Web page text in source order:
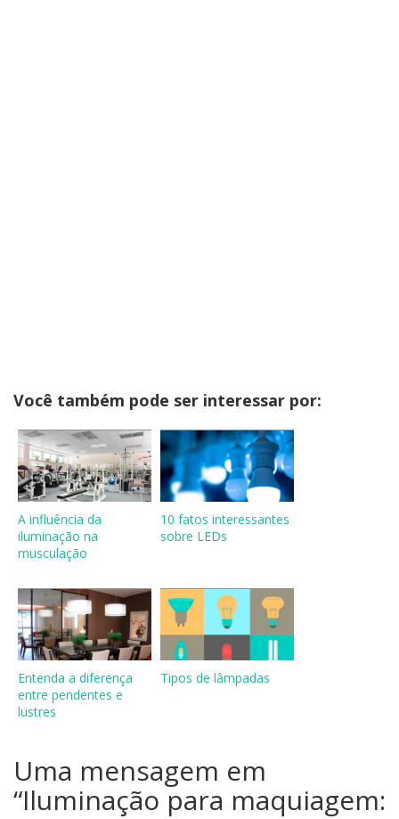
Você também pode ser interessar por:
A influência da
iluminação na
musculação
10 fatos interessantes
sobre LEDs
Entenda a diferença
entre pendentes e
lustres
Tipos de lâmpadas
Uma mensagem em
“Iluminação para maquiagem: